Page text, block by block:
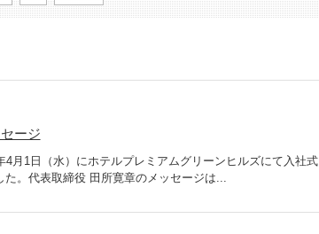
ージ
月1日（水）にホテルプレミアムグリーンヒルズにて入社式
。代表取締役 田所寛章のメッセージは...